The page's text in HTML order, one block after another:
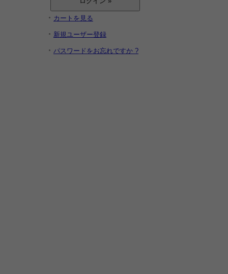
カートを見る
新規ユーザー登録
パスワードをお忘れですか ?